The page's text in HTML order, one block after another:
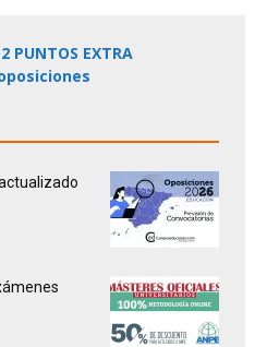
PUNTOS EXTRA